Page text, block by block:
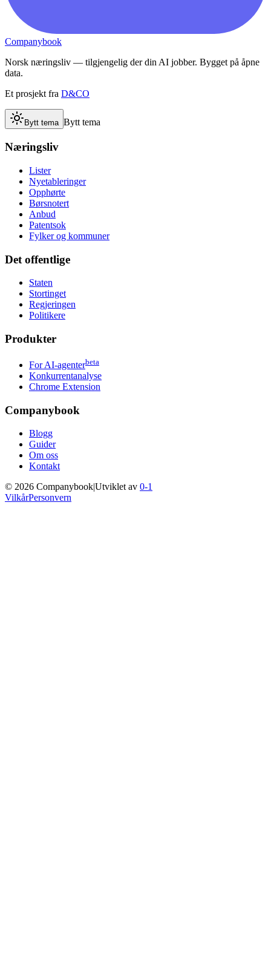
Companybook
Norsk næringsliv — tilgjengelig der din AI jobber. Bygget på åpne
data.
Et prosjekt fra D&CO
Bytt tema Bytt tema
Næringsliv
Lister
Nyetableringer
Opphørte
Børsnotert
Anbud
Patentsok
Fylker og kommuner
Det offentlige
Staten
Stortinget
Regjeringen
Politikere
Produkter
For AI-agenterbeta
Konkurrentanalyse
Chrome Extension
Companybook
Blogg
Guider
Om oss
Kontakt
© 2026 Companybook|Utviklet av 0-1
VilkårPersonvern